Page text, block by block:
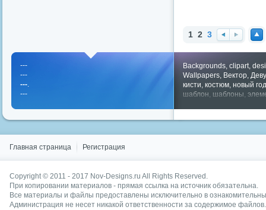
1 2 3
Backgrounds, clipart,
Wallpapers, Вектор,
кисти, костюм, новый год
шаблон, шаблоны,
---
---
---.
---
Главная страница Регистрация
Copyright © 2011 - 2017 Nov-Designs.ru All Rights Reserved.
При копировании материалов - прямая ссылка на источник обязательна.
Все материалы и файлы предоставлены исключительно в
Администрация не несет никакой ответственности за содержимое файлов.